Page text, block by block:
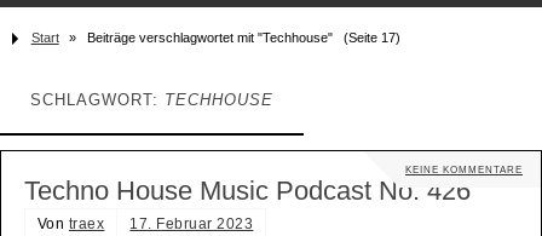
Start » Beiträge verschlagwortet mit "Techhouse" (Seite 17)
SCHLAGWORT: TECHHOUSE
KEINE KOMMENTARE
Techno House Music Podcast No. 426
Von traex
17. Februar 2023